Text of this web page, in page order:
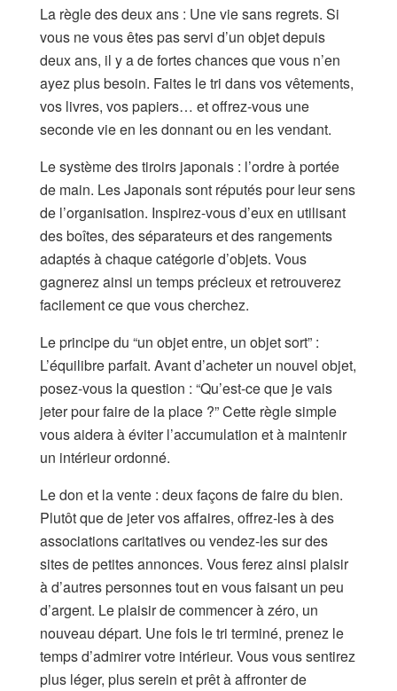
La règle des deux ans : Une vie sans regrets. Si
vous ne vous êtes pas servi d’un objet depuis
deux ans, il y a de fortes chances que vous n’en
ayez plus besoin. Faites le tri dans vos vêtements,
vos livres, vos papiers… et offrez-vous une
seconde vie en les donnant ou en les vendant.
Le système des tiroirs japonais : l’ordre à portée
de main. Les Japonais sont réputés pour leur sens
de l’organisation. Inspirez-vous d’eux en utilisant
des boîtes, des séparateurs et des rangements
adaptés à chaque catégorie d’objets. Vous
gagnerez ainsi un temps précieux et retrouverez
facilement ce que vous cherchez.
Le principe du “un objet entre, un objet sort” :
L’équilibre parfait. Avant d’acheter un nouvel objet,
posez-vous la question : “Qu’est-ce que je vais
jeter pour faire de la place ?” Cette règle simple
vous aidera à éviter l’accumulation et à maintenir
un intérieur ordonné.
Le don et la vente : deux façons de faire du bien.
Plutôt que de jeter vos affaires, offrez-les à des
associations caritatives ou vendez-les sur des
sites de petites annonces. Vous ferez ainsi plaisir
à d’autres personnes tout en vous faisant un peu
d’argent. Le plaisir de commencer à zéro, un
nouveau départ. Une fois le tri terminé, prenez le
temps d’admirer votre intérieur. Vous vous sentirez
plus léger, plus serein et prêt à affronter de